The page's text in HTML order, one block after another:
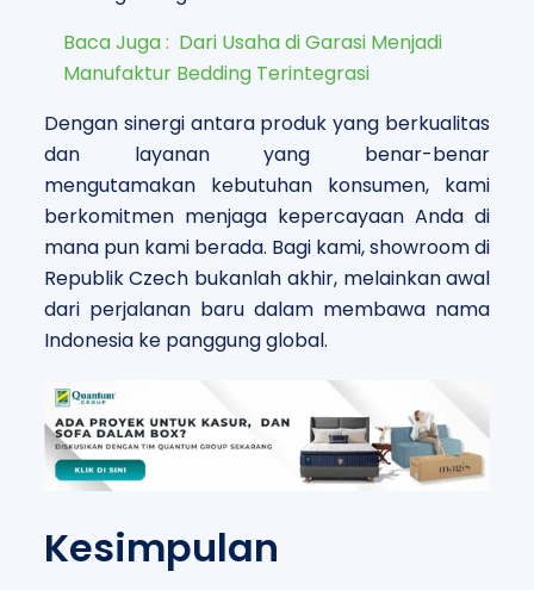
Baca Juga : Dari Usaha di Garasi Menjadi
Manufaktur Bedding Terintegrasi
Dengan sinergi antara produk yang berkualitas
dan layanan yang benar-benar
mengutamakan kebutuhan konsumen, kami
berkomitmen menjaga kepercayaan Anda di
mana pun kami berada. Bagi kami, showroom di
Republik Czech bukanlah akhir, melainkan awal
dari perjalanan baru dalam membawa nama
Indonesia ke panggung global.
Kesimpulan